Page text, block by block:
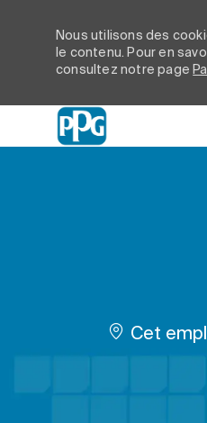
Nous utilisons des
le contenu. Pour en
consultez notre page
Cet